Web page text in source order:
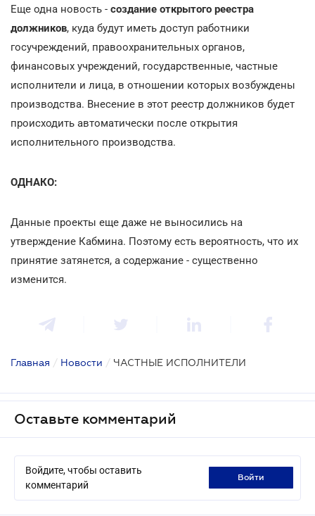
Еще одна новость - создание открытого реестра
должников, куда будут иметь доступ работники
госучреждений, правоохранительных органов,
финансовых учреждений, государственные, частные
исполнители и лица, в отношении которых возбуждены
производства. Внесение в этот реестр должников будет
происходить автоматически после открытия
исполнительного производства.
ОДНАКО:
Данные проекты еще даже не выносились на
утверждение Кабмина. Поэтому есть вероятность, что их
принятие затянется, а содержание - существенно
изменится.
Главная / Новости / ЧАСТНЫЕ ИСПОЛНИТЕЛИ
Оставьте комментарий
Войдите, чтобы оставить
комментарий
войти